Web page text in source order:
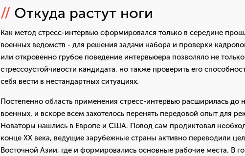
// Откуда растут ноги
Как метод стресс-интервью сформировался только в середине
военных ведомств - для решения задачи набора и проверки
или откровенно грубое поведение интервьюера позволяло не
стрессоустойчивости кандидата, но также проверить его
себя вести в нестандартных ситуациях.
Постепенно область применения стресс-интервью расширилась до
военных, и вскоре всем захотелось перенять передовой опыт для
Новаторы нашлись в Европе и США. Повод сам продиктовал
конце ХХ века, ведущие зарубежные страны активно переводили
Восточной Азии, где и формировались основные рабочие места. В